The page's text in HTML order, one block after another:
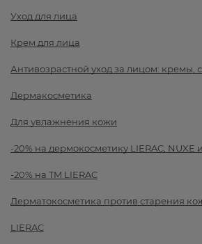
Уход для лица
Крем для лица
Антивозрастной уход за лицом: кремы,
Дермакосметика
Для увлажнения кожи
-20% на дермокосметику LIERAC, NUXE
-20% на TM LIERAC
Дерматокосметика против старения
LIERAC